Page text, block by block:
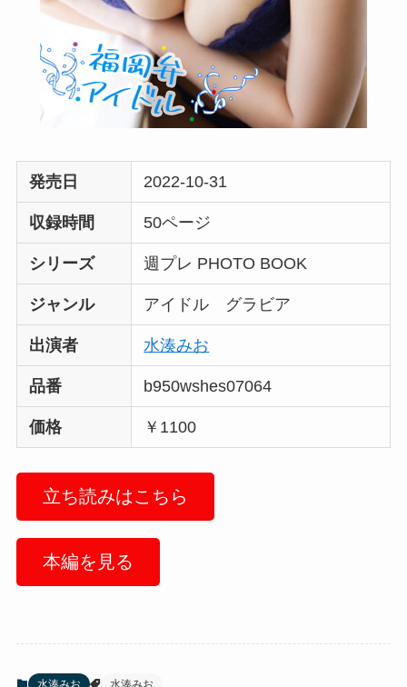
発売日 2022-10-31
収録時間 50ページ
シリーズ 週プレ PHOTO BOOK
ジャンル アイドル グラビア
出演者 水湊みお
品番 b950wshes07064
価格 ￥1100
立ち読みはこちら
本編を見る
水湊みお 水湊みお